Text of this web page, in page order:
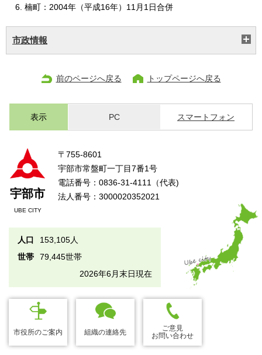
楠町：2004年（平成16年）11月1日合併
市政情報
前のページへ戻る トップページへ戻る
表示 PC スマートフォン
宇部市
UBE CITY
〒755-8601
宇部市常盤町一丁目7番1号
電話番号：0836-31-4111（代表)
法人番号：3000020352021
人口
153,105人
世帯
79,445世帯
2026年6月末日現在
市役所のご案内 組織の連絡先
ご意見
お問い合わせ